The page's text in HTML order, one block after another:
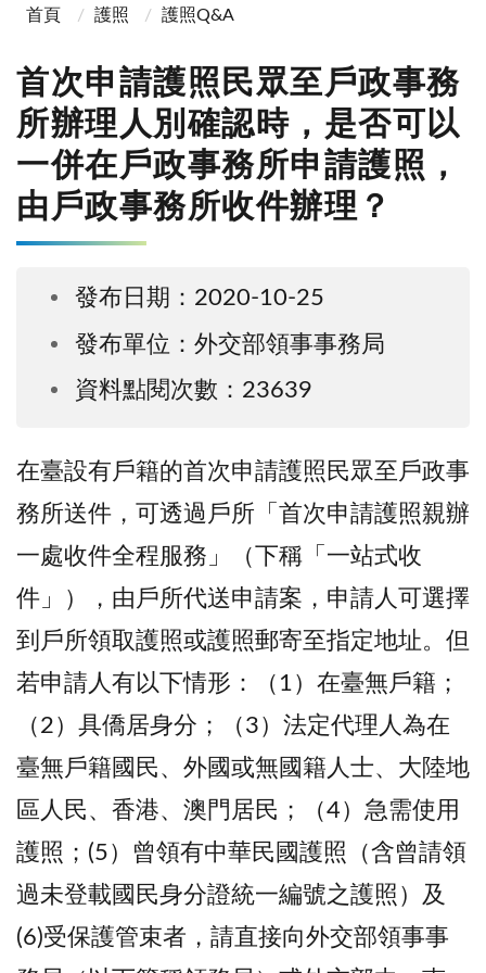
首頁 護照 護照Q&A
首次申請護照民眾至戶政事務
所辦理人別確認時，是否可以
一併在戶政事務所申請護照，
由戶政事務所收件辦理？
發布日期：2020-10-25
發布單位：外交部領事事務局
資料點閱次數：23639
在臺設有戶籍的首次申請護照民眾至戶政事
務所送件，可透過戶所「首次申請護照親辦
一處收件全程服務」（下稱「一站式收
件」），由戶所代送申請案，申請人可選擇
到戶所領取護照或護照郵寄至指定地址。但
若申請人有以下情形：（1）在臺無戶籍；
（2）具僑居身分；（3）法定代理人為在
臺無戶籍國民、外國或無國籍人士、大陸地
區人民、香港、澳門居民；（4）急需使用
護照；(5）曾領有中華民國護照（含曾請領
過未登載國民身分證統一編號之護照）及
(6)受保護管束者，請直接向外交部領事事